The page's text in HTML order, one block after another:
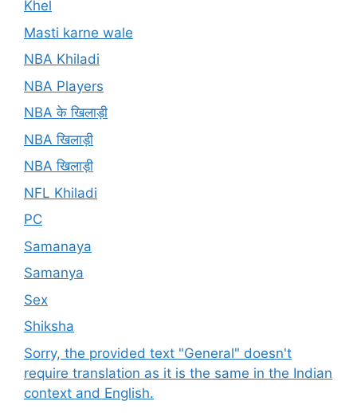
Khel
Masti karne wale
NBA Khiladi
NBA Players
NBA के खिलाड़ी
NBA खिलाड़ी
NBA खिलाड़ी
NFL Khiladi
PC
Samanaya
Samanya
Sex
Shiksha
Sorry, the provided text "General" doesn't
require translation as it is the same in the Indian
context and English.